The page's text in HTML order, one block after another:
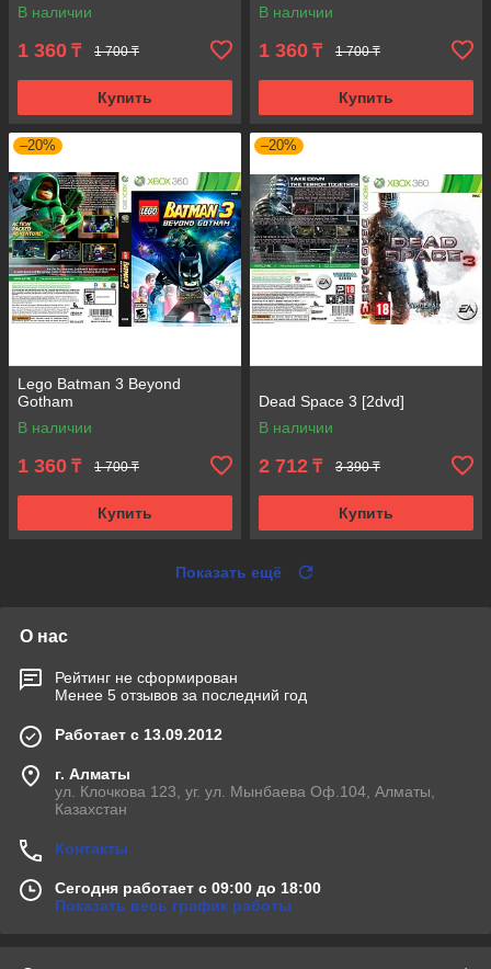
В наличии
1 360 ₸ 1 700 ₸
Купить
В наличии
1 360 ₸ 1 700 ₸
Купить
–20%
Lego Batman 3 Beyond
Gotham
В наличии
1 360 ₸ 1 700 ₸
Купить
–20%
Dead Space 3 [2dvd]
В наличии
2 712 ₸ 3 390 ₸
Купить
Показать ещё
О нас
Рейтинг не сформирован
Менее 5 отзывов за последний год
Работает с 13.09.2012
г. Алматы
ул. Клочкова 123, уг. ул. Мынбаева Оф.104, Алматы,
Казахстан
Контакты
Сегодня работает с 09:00 до 18:00
Показать весь график работы